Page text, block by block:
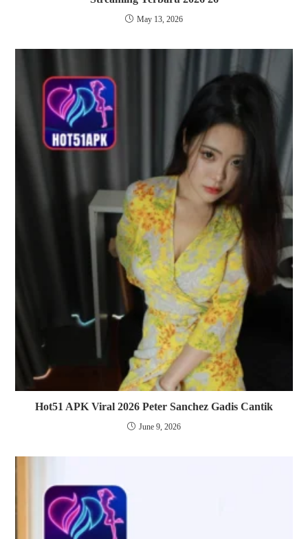
May 13, 2026
Hot51 APK Viral 2026 Peter Sanchez Gadis Cantik
June 9, 2026